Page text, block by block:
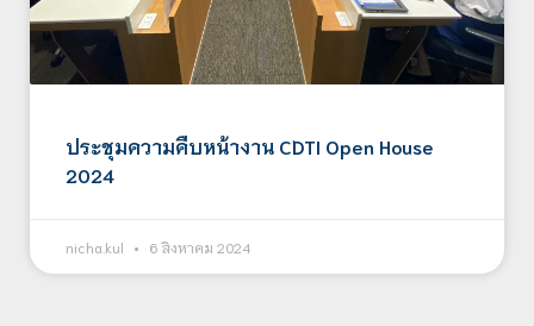
ประชุมความคืบหน้างาน CDTI Open House
2024
nicha.kul 6 สิงหาคม 2024